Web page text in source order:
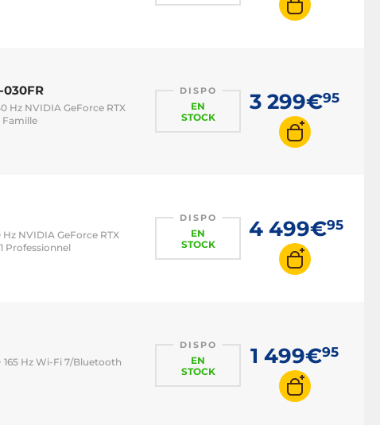
030FR
Hz NVIDIA GeForce RTX
Famille
DISPO
EN
STOCK
3 299€95
Hz NVIDIA GeForce RTX
Professionnel
DISPO
EN
STOCK
4 499€95
165 Hz Wi-Fi 7/Bluetooth
DISPO
EN
STOCK
1 499€95